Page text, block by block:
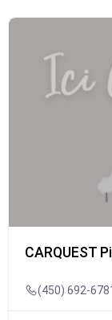
CARQUEST
(450) 692-6781